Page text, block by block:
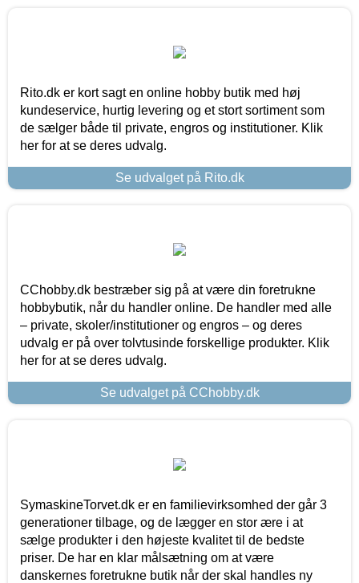
Rito.dk er kort sagt en online hobby butik med høj
kundeservice, hurtig levering og et stort sortiment som
de sælger både til private, engros og institutioner. Klik
her for at se deres udvalg.
Se udvalget på Rito.dk
CChobby.dk bestræber sig på at være din foretrukne
hobbybutik, når du handler online. De handler med alle
– private, skoler/institutioner og engros – og deres
udvalg er på over tolvtusinde forskellige produkter. Klik
her for at se deres udvalg.
Se udvalget på CChobby.dk
SymaskineTorvet.dk er en familievirksomhed der går 3
generationer tilbage, og de lægger en stor ære i at
sælge produkter i den højeste kvalitet til de bedste
priser. De har en klar målsætning om at være
danskernes foretrukne butik når der skal handles ny